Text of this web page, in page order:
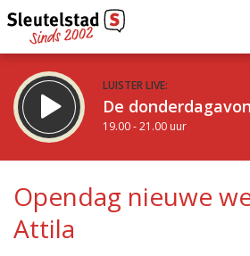
LUISTER LIVE:
De
19.00 - 21.00 uur
De avond van Sleutelstad
21.00 - 0.00 uur
Vorig uur
Opendag nieuwe
Attila